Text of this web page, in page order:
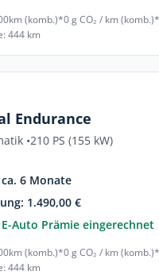
(komb.)*0 g CO₂ / km (komb.)*
444 km
Endurance
•210 PS (155 kW)
6 Monate
1.490,00 €
E-Auto Prämie eingerechnet
(komb.)*0 g CO₂ / km (komb.)*
444 km